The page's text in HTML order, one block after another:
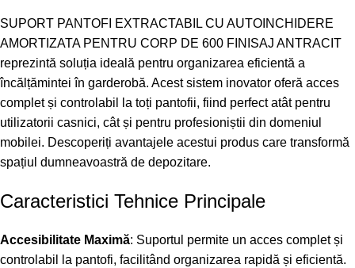
SUPORT PANTOFI EXTRACTABIL CU AUTOINCHIDERE
AMORTIZATA PENTRU CORP DE 600 FINISAJ ANTRACIT
reprezintă soluția ideală pentru organizarea eficientă a
încălțămintei în garderobă. Acest sistem inovator oferă acces
complet și controlabil la toți pantofii, fiind perfect atât pentru
utilizatorii casnici, cât și pentru profesioniștii din domeniul
mobilei. Descoperiți avantajele acestui produs care transformă
spațiul dumneavoastră de depozitare.
Caracteristici Tehnice Principale
Accesibilitate Maximă: Suportul permite un acces complet și
controlabil la pantofi, facilitând organizarea rapidă și eficientă.